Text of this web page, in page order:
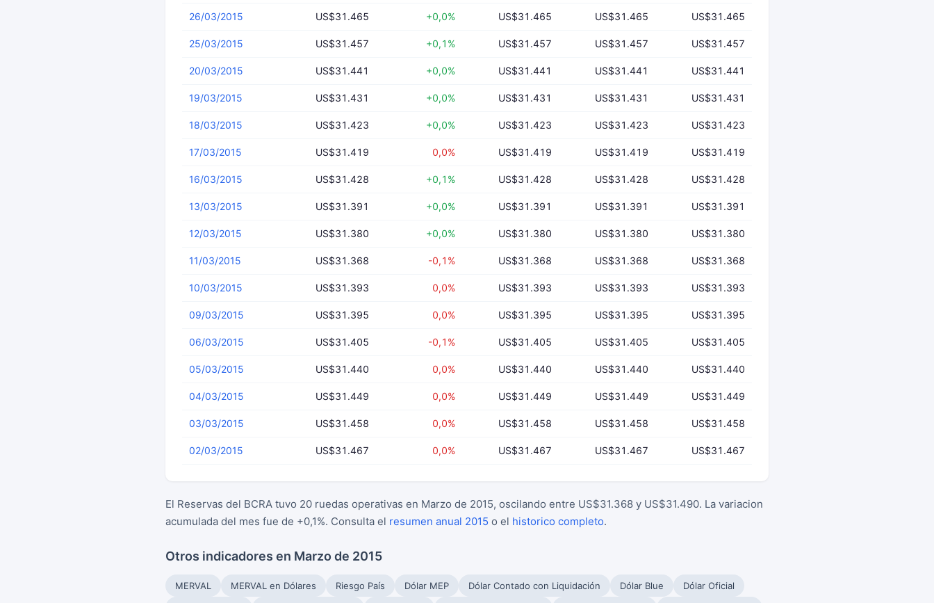
26/03/2015 US$31.465 +0,0% US$31.465 US$31.465 US$31.465
25/03/2015 US$31.457 +0,1% US$31.457 US$31.457 US$31.457
20/03/2015 US$31.441 +0,0% US$31.441 US$31.441 US$31.441
19/03/2015 US$31.431 +0,0% US$31.431 US$31.431 US$31.431
18/03/2015 US$31.423 +0,0% US$31.423 US$31.423 US$31.423
17/03/2015 US$31.419 0,0% US$31.419 US$31.419 US$31.419
16/03/2015 US$31.428 +0,1% US$31.428 US$31.428 US$31.428
13/03/2015 US$31.391 +0,0% US$31.391 US$31.391 US$31.391
12/03/2015 US$31.380 +0,0% US$31.380 US$31.380 US$31.380
11/03/2015 US$31.368 -0,1% US$31.368 US$31.368 US$31.368
10/03/2015 US$31.393 0,0% US$31.393 US$31.393 US$31.393
09/03/2015 US$31.395 0,0% US$31.395 US$31.395 US$31.395
06/03/2015 US$31.405 -0,1% US$31.405 US$31.405 US$31.405
05/03/2015 US$31.440 0,0% US$31.440 US$31.440 US$31.440
04/03/2015 US$31.449 0,0% US$31.449 US$31.449 US$31.449
03/03/2015 US$31.458 0,0% US$31.458 US$31.458 US$31.458
02/03/2015 US$31.467 0,0% US$31.467 US$31.467 US$31.467
El Reservas del BCRA tuvo 20 ruedas operativas en Marzo de 2015, oscilando entre US$31.368 y US$31.490. La variacion
acumulada del mes fue de +0,1%. Consulta el resumen anual 2015 o el historico completo.
Otros indicadores en Marzo de 2015
MERVAL MERVAL en Dólares Riesgo País Dólar MEP Dólar Contado con Liquidación Dólar Blue
Dólar Oficial